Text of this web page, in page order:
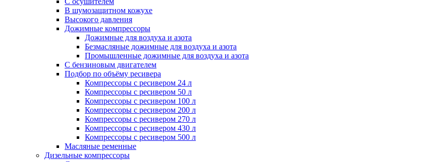
В шумозащитном кожухе
Высокого давления
Дожимные компрессоры
Дожимные для воздуха и азота
Безмасляные дожимные для воздуха и азота
Промышленные дожимные для воздуха и азота
С бензиновым двигателем
Подбор по объёму ресивера
Компрессоры с ресивером 24 л
Компрессоры с ресивером 50 л
Компрессоры с ресивером 100 л
Компрессоры с ресивером 200 л
Компрессоры с ресивером 270 л
Компрессоры с ресивером 430 л
Компрессоры с ресивером 500 л
Масляные ременные
Дизельные компрессоры